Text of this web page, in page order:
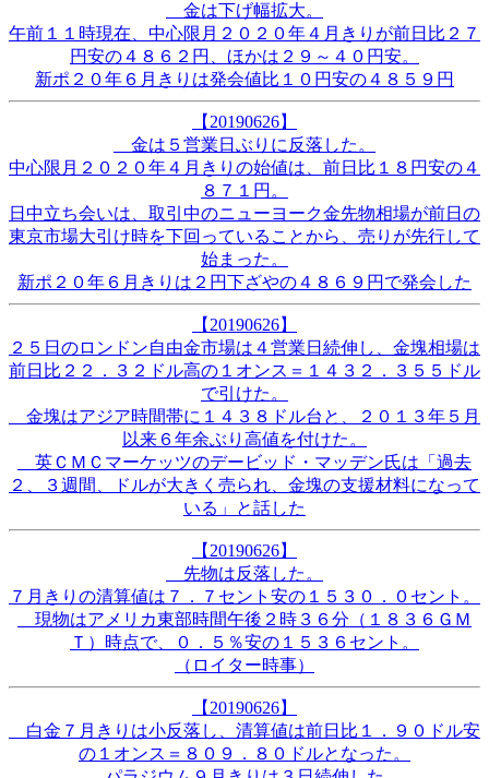
金は下げ幅拡大。
午前１１時現在、中心限月２０２０年４月きりが前日比２７
円安の４８６２円、ほかは２９～４０円安。
新ポ２０年６月きりは発会値比１０円安の４８５９円
【20190626】
金は５営業日ぶりに反落した。
中心限月２０２０年４月きりの始値は、前日比１８円安の４
８７１円。
日中立ち会いは、取引中のニューヨーク金先物相場が前日の
東京市場大引け時を下回っていることから、売りが先行して
始まった。
新ポ２０年６月きりは２円下ざやの４８６９円で発会した
【20190626】
２５日のロンドン自由金市場は４営業日続伸し、金塊相場は
前日比２２．３２ドル高の１オンス＝１４３２．３５５ドル
で引けた。
金塊はアジア時間帯に１４３８ドル台と、２０１３年５月
以来６年余ぶり高値を付けた。
英ＣＭＣマーケッツのデービッド・マッデン氏は「過去
２、３週間、ドルが大きく売られ、金塊の支援材料になって
いる」と話した
【20190626】
先物は反落した。
７月きりの清算値は７．７セント安の１５３０．０セント。
現物はアメリカ東部時間午後２時３６分（１８３６ＧＭ
Ｔ）時点で、０．５％安の１５３６セント。
（ロイター時事）
【20190626】
白金７月きりは小反落し、清算値は前日比１．９０ドル安
の１オンス＝８０９．８０ドルとなった。